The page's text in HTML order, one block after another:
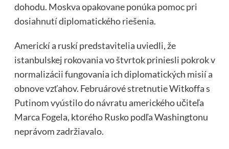
dohodu. Moskva opakovane ponúka pomoc pri
dosiahnutí diplomatického riešenia.
Americkí a ruskí predstavitelia uviedli, že
istanbulskej rokovania vo štvrtok priniesli pokrok v
normalizácii fungovania ich diplomatických misií a
obnove vzťahov. Februárové stretnutie Witkoffa s
Putinom vyústilo do návratu amerického učiteľa
Marca Fogela, ktorého Rusko podľa Washingtonu
neprávom zadržiavalo.